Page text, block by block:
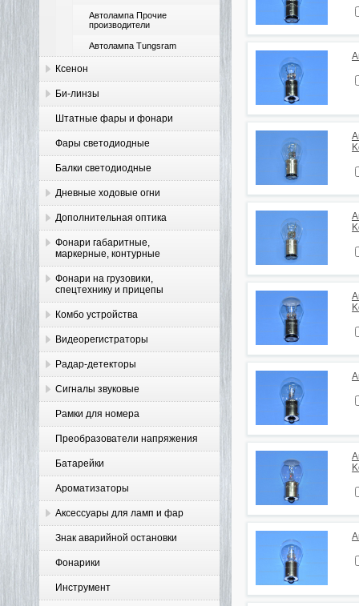
Автолампа Прочие
производители
Автолампа Tungsram
Ксенон
Би-линзы
Штатные фары и фонари
Фары светодиодные
Балки светодиодные
Дневные ходовые огни
Дополнительная оптика
Фонари габаритные,
маркерные, контурные
Фонари на грузовики,
спецтехнику и прицепы
Комбо устройства
Видеорегистраторы
Радар-детекторы
Сигналы звуковые
Рамки для номера
Преобразователи напряжения
Батарейки
Ароматизаторы
Аксессуары для ламп и фар
Знак аварийной остановки
Фонарики
Инструмент